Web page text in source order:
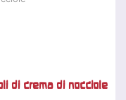
di crema di nocciole